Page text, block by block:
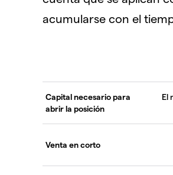
acumularse con el
Capital necesario para
abrir la posición
El
Venta en corto